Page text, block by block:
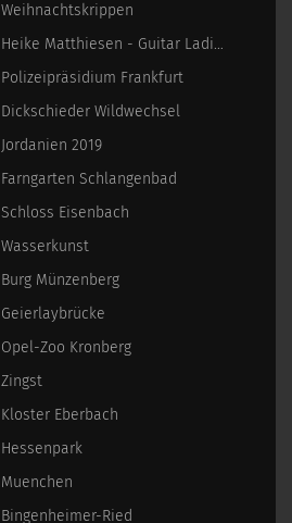
Weihnachtskrippen
Heike Matthiesen - Guitar Ladies
Polizeipräsidium Frankfurt
Dickschieder Wildwechsel
Jordanien 2019
Farngarten Schlangenbad
Schloss Eisenbach
Wasserkunst
Burg Münzenberg
Geierlaybrücke
Opel-Zoo Kronberg
Zingst
Kloster Eberbach
Hessenpark
Muenchen
Bingenheimer-Ried